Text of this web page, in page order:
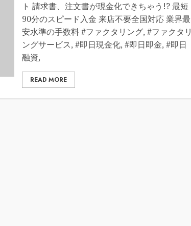
ト 請求書、注文書が現金化できちゃう!? 最短
90分のスピード入金 来店不要全国対応 業界最
安水準の手数料 #ファクタリング, #ファクタリ
ングサービス, #即日現金化, #即日即金, #即日
融資,
READ MORE